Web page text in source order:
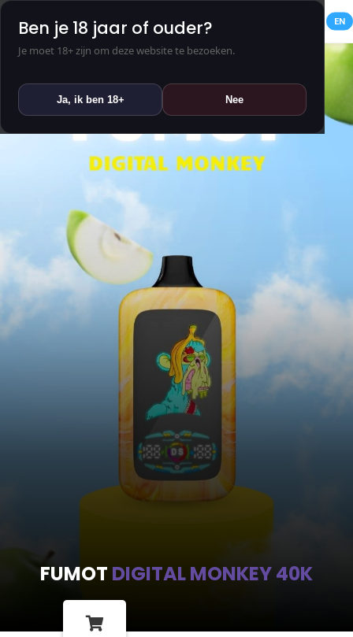
Ben je 18 jaar of ouder?
Je moet 18+ zijn om deze website te bezoeken.
Ja, ik ben 18+ Nee
EN
FUMOT DIGITAL MONKEY 40K